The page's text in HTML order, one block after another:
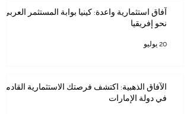
آفاق استثمارية واعدة: كينيا بوابة المستثمر العربي
نحو إفريقيا
20 يوليو
الآفاق الذهبية: اكتشف فرصتك الاستثمارية القادمة
في دولة الإمارات